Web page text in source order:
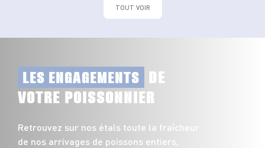
TOUT VOIR
LES ENGAGEMENTS DE
VOTRE POISSONNIER
Retrouvez sur nos étals toute la fraîcheur
de nos arrivages de poissons entiers,